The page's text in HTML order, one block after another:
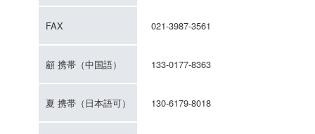
FAX 021-3987-3561
顧 携帯（中国語） 133-0177-8363
夏 携帯（日本語可） 130-6179-8018